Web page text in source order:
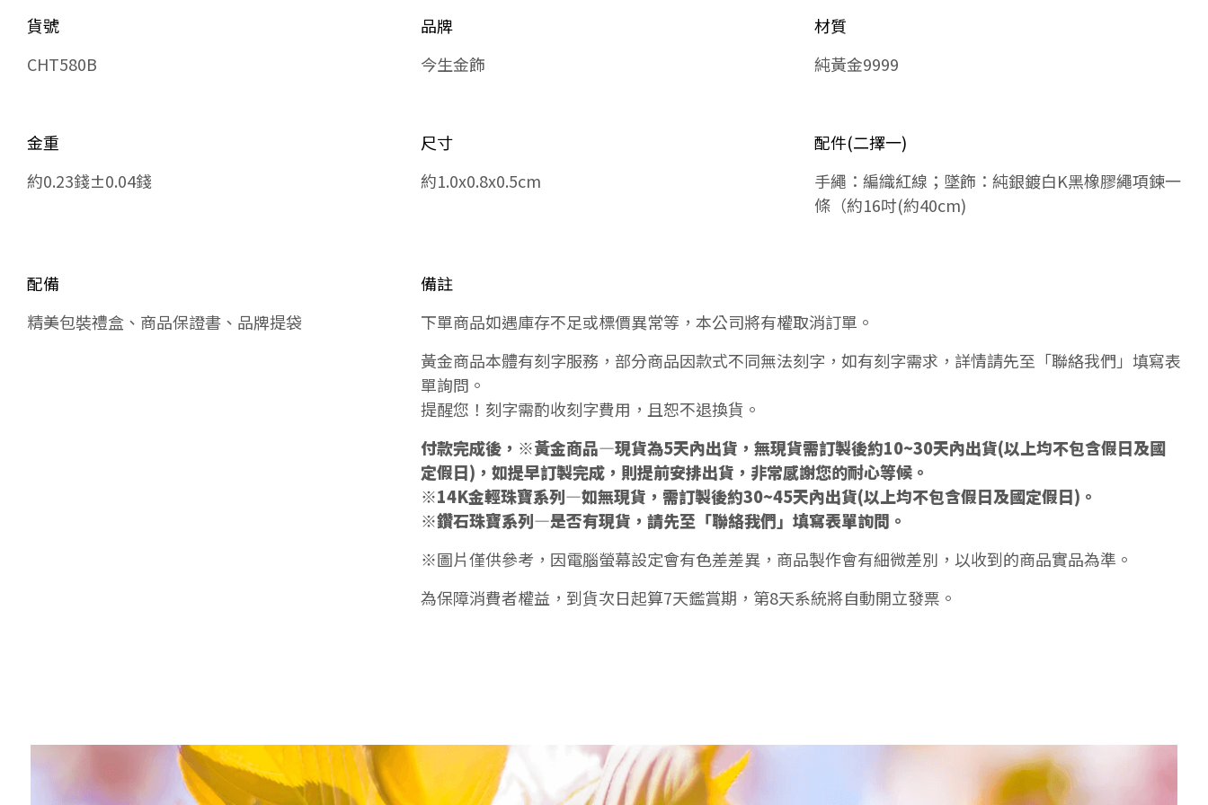
貨號
CHT580B
品牌
今生金飾
材質
純黃金9999
金重
約0.23錢±0.04錢
尺寸
約1.0x0.8x0.5cm
配件(二擇一)
手繩：編織紅線；墜飾：純銀鍍白K黑橡膠繩項鍊一
條（約16吋(約40cm)
配備
精美包裝禮盒、商品保證書、品牌提袋
備註
下單商品如遇庫存不足或標價異常等，本公司將有權取消訂單。
黃金商品本體有刻字服務，部分商品因款式不同無法刻字，如有刻字需求，詳情請先至「聯絡我們」填寫表
單詢問。
提醒您！刻字需酌收刻字費用，且恕不退換貨。
付款完成後，※黃金商品—現貨為5天內出貨，無現貨需訂製後約10~30天內出貨(以上均不包含假日及國
定假日)，如提早訂製完成，則提前安排出貨，非常感謝您的耐心等候。
※14K金輕珠寶系列—如無現貨，需訂製後約30~45天內出貨(以上均不包含假日及國定假日)。
※鑽石珠寶系列—是否有現貨，請先至「聯絡我們」填寫表單詢問。
※圖片僅供參考，因電腦螢幕設定會有色差差異，商品製作會有細微差別，以收到的商品實品為準。
為保障消費者權益，到貨次日起算7天鑑賞期，第8天系統將自動開立發票。